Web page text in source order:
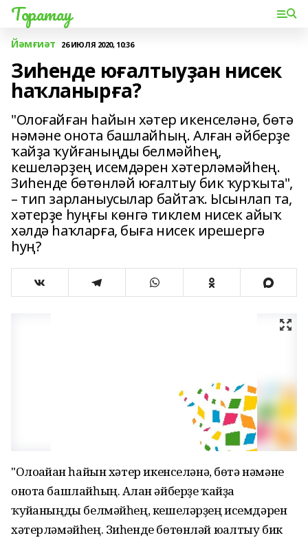
Торатау
Йәмғиәт 26 ИЮЛЯ 2020, 10:36
Зиһенде юғалтыуҙан нисек
һаҡланырға?
"Олоғайған һайын хәтер икенселәнә, бөтә
нәмәне онота башлайһың. Алған әйберҙе
ҡайҙа ҡуйғаныңды белмәйһең,
кешеләрҙең исемдәрен хәтерләмәйһең.
Зиһенде бөтөнләй юғалтыу бик ҡурҡыта",
– тип зарланыусылар байтаҡ. Ысынлап та,
хәтерҙе һуңғы көнгә тиклем нисек айыҡ
хәлдә һаҡларға, быға нисек ирешергә
һуң?
"Олоғайған һайын хәтер икенселәнә, бөтә нәмәне
онота башлайһың. Алған әйберҙе ҡайҙа
ҡуйғаныңды белмәйһең, кешеләрҙең исемдәрен
хәтерләмәйһең. Зиһенде бөтөнләй юғалтыу бик